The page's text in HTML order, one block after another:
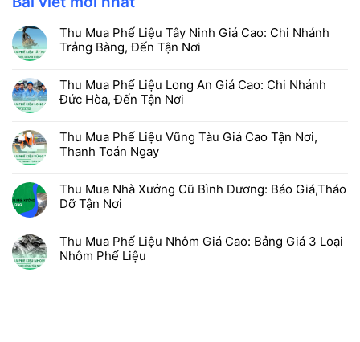
Thu Mua Phế Liệu Tây Ninh Giá Cao: Chi Nhánh
Trảng Bàng, Đến Tận Nơi
Thu Mua Phế Liệu Long An Giá Cao: Chi Nhánh
Đức Hòa, Đến Tận Nơi
Thu Mua Phế Liệu Vũng Tàu Giá Cao Tận Nơi,
Thanh Toán Ngay
Thu Mua Nhà Xưởng Cũ Bình Dương: Báo Giá,Tháo
Dỡ Tận Nơi
Thu Mua Phế Liệu Nhôm Giá Cao: Bảng Giá 3 Loại
Nhôm Phế Liệu